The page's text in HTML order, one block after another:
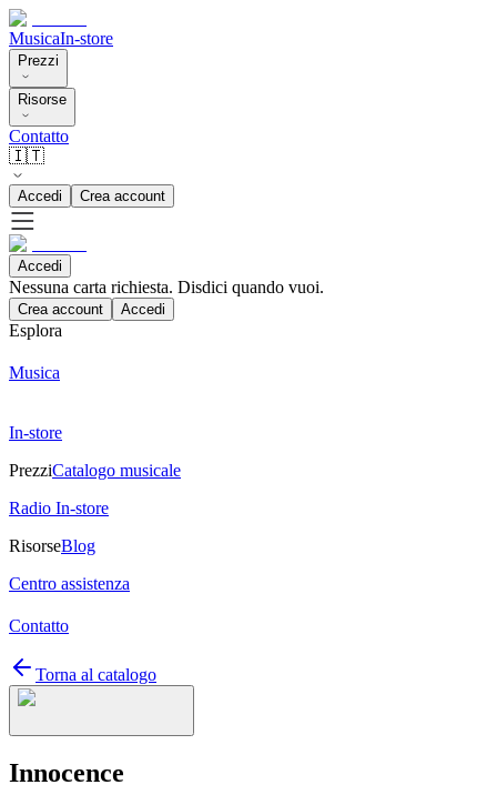
MusicaIn-store
Prezzi
Risorse
Contatto
🇮🇹
Accedi Crea account
Accedi
Nessuna carta richiesta. Disdici quando vuoi.
Crea account Accedi
Esplora
Musica
In-store
PrezziCatalogo musicale
Radio In-store
RisorseBlog
Centro assistenza
Contatto
Torna al catalogo
Innocence